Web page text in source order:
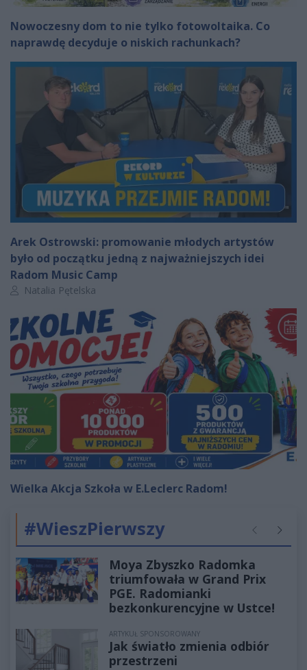
Nowoczesny dom to nie tylko fotowoltaika. Co
naprawdę decyduje o niskich rachunkach?
Arek Ostrowski: promowanie młodych artystów
było od początku jedną z najważniejszych idei
Radom Music Camp
Autor artykułu:
Natalia Pętelska
Wielka Akcja Szkoła w E.Leclerc Radom!
#WieszPierwszy Poprzednie
Moya Zbyszko Radomka
triumfowała w Grand Prix
PGE. Radomianki
bezkonkurencyjne w Ustce!
ARTYKUŁ SPONSOROWANY
Jak światło zmienia odbiór
przestrzeni